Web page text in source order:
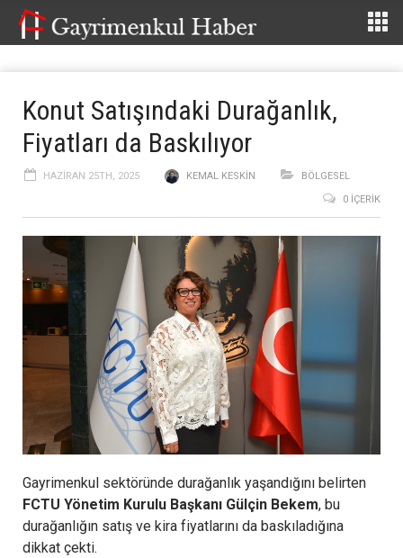
Konut Satışındaki Durağanlık,
Fiyatları da Baskılıyor
HAZIRAN 25TH, 2025 KEMAL KESKIN
BÖLGESEL
0 İÇERIK
Gayrimenkul sektöründe durağanlık yaşandığını belirten
FCTU Yönetim Kurulu Başkanı Gülçin Bekem, bu
durağanlığın satış ve kira fiyatlarını da baskıladığına
dikkat çekti.